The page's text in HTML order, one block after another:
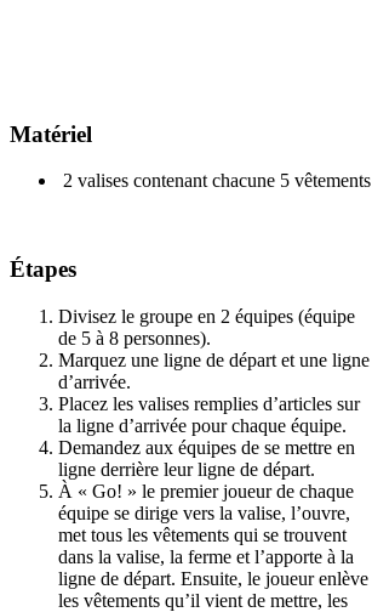
Matériel
2 valises contenant chacune 5 vêtements
Étapes
Divisez le groupe en 2 équipes (équipe
de 5 à 8 personnes).
Marquez une ligne de départ et une ligne
d’arrivée.
Placez les valises remplies d’articles sur
la ligne d’arrivée pour chaque équipe.
Demandez aux équipes de se mettre en
ligne derrière leur ligne de départ.
À « Go! » le premier joueur de chaque
équipe se dirige vers la valise, l’ouvre,
met tous les vêtements qui se trouvent
dans la valise, la ferme et l’apporte à la
ligne de départ. Ensuite, le joueur enlève
les vêtements qu’il vient de mettre, les